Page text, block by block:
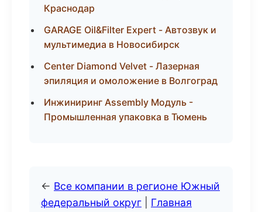
Краснодар
GARAGE Oil&Filter Expert - Автозвук и
мультимедиа в Новосибирск
Center Diamond Velvet - Лазерная
эпиляция и омоложение в Волгоград
Инжиниринг Assembly Модуль -
Промышленная упаковка в Тюмень
← Все компании в регионе Южный
федеральный округ
Главная